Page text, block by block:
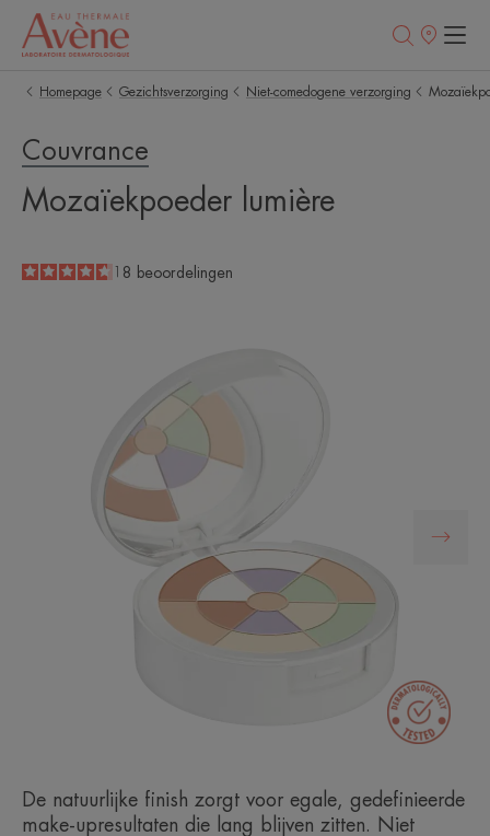
Homepage Gezichtsverzorging Niet-comedogene verzorging
Couvrance
Mozaïekpoeder lumière
4.7
/518 beoordelingen
De natuurlijke finish zorgt voor egale, gedefinieerde
make-upresultaten die lang blijven zitten. Niet